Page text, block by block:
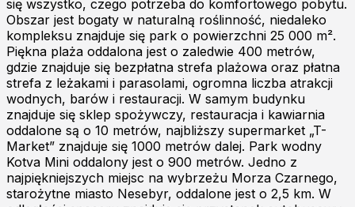
się wszystko, czego potrzeba do komfortowego pobytu.
Obszar jest bogaty w naturalną roślinność, niedaleko
kompleksu znajduje się park o powierzchni 25 000 m².
Piękna plaża oddalona jest o zaledwie 400 metrów,
gdzie znajduje się bezpłatna strefa plażowa oraz płatna
strefa z leżakami i parasolami, ogromna liczba atrakcji
wodnych, barów i restauracji. W samym budynku
znajduje się sklep spożywczy, restauracja i kawiarnia
oddalone są o 10 metrów, najbliższy supermarket „T-
Market” znajduje się 1000 metrów dalej. Park wodny
Kotva Mini oddalony jest o 900 metrów. Jedno z
najpiękniejszych miejsc na wybrzeżu Morza Czarnego,
starożytne miasto Nesebyr, oddalone jest o 2,5 km. W